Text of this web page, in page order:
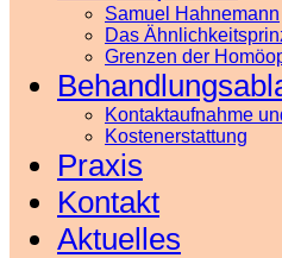
Samuel Hahnemann
Das
Grenzen der
Kontaktaufnahme
Kostenerstattung
Praxis
Kontakt
Aktuelles